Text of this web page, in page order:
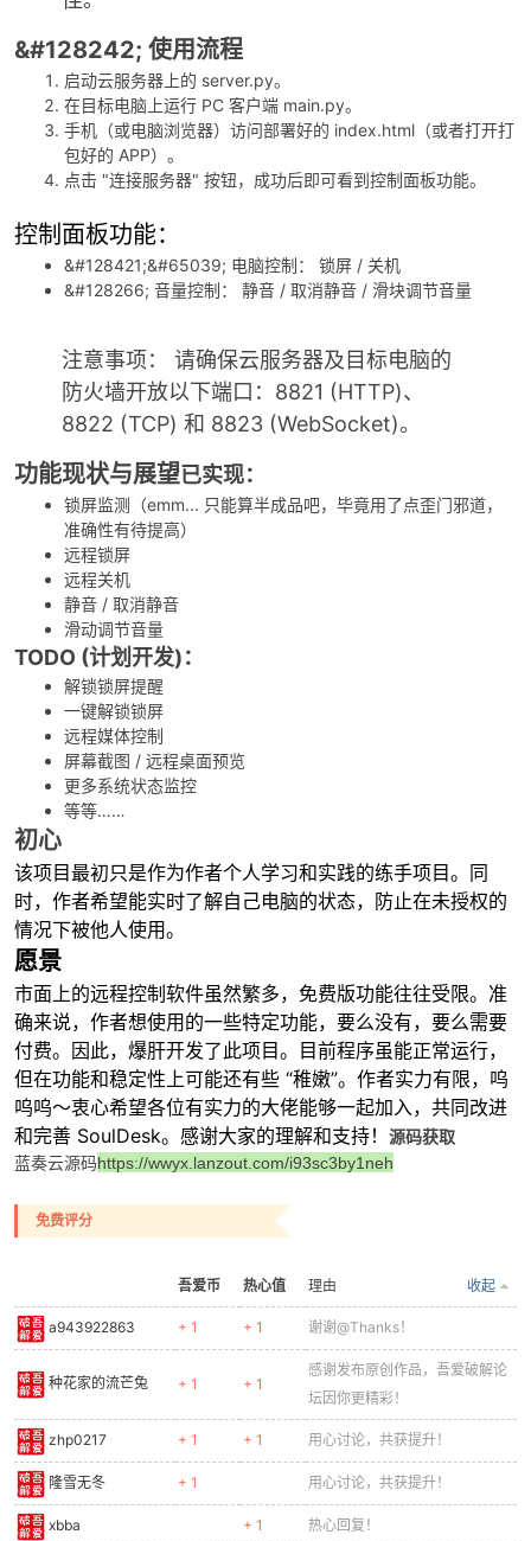
&#128242; 使用流程
启动云服务器上的 server.py。
在目标电脑上运行 PC 客户端 main.py。
手机（或电脑浏览器）访问部署好的 index.html（或者打开打
包好的 APP）。
点击 "连接服务器" 按钮，成功后即可看到控制面板功能。
控制面板功能：
&#128421;&#65039; 电脑控制： 锁屏 / 关机
&#128266; 音量控制： 静音 / 取消静音 / 滑块调节音量
注意事项： 请确保云服务器及目标电脑的
防火墙开放以下端口：8821 (HTTP)、
8822 (TCP) 和 8823 (WebSocket)。
功能现状与展望已实现：
锁屏监测（emm... 只能算半成品吧，毕竟用了点歪门邪道，
准确性有待提高）
远程锁屏
远程关机
静音 / 取消静音
滑动调节音量
TODO (计划开发)：
解锁锁屏提醒
一键解锁锁屏
远程媒体控制
屏幕截图 / 远程桌面预览
更多系统状态监控
等等……
初心
该项目最初只是作为作者个人学习和实践的练手项目。同
时，作者希望能实时了解自己电脑的状态，防止在未授权的
情况下被他人使用。
愿景
市面上的远程控制软件虽然繁多，免费版功能往往受限。准
确来说，作者想使用的一些特定功能，要么没有，要么需要
付费。因此，爆肝开发了此项目。目前程序虽能正常运行，
但在功能和稳定性上可能还有些 “稚嫩”。作者实力有限，呜
呜呜～衷心希望各位有实力的大佬能够一起加入，共同改进
和完善 SoulDesk。感谢大家的理解和支持！ 源码获取
蓝奏云源码https://wwyx.lanzout.com/i93sc3by1neh
免费评分
吾爱币 热心值 收起
理由
a943922863 + 1 + 1 谢谢@Thanks！
种花家的流芒兔 + 1 + 1
感谢发布原创作品，吾爱破解论
坛因你更精彩！
zhp0217 + 1 + 1 用心讨论，共获提升！
隆雪无冬 + 1 用心讨论，共获提升！
xbba + 1 热心回复！